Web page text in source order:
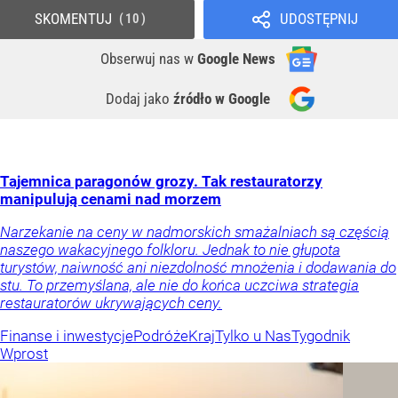
UDOSTĘPNIJ
Obserwuj nas w Google News
Dodaj jako źródło w Google
SKOMENTUJ 10
Tajemnica paragonów grozy. Tak restauratorzy
manipulują cenami nad morzem
Narzekanie na ceny w nadmorskich smażalniach są częścią
naszego wakacyjnego folkloru. Jednak to nie głupota
turystów, naiwność ani niezdolność mnożenia i dodawania do
stu. To przemyślana, ale nie do końca uczciwa strategia
restauratorów ukrywających ceny.
Finanse i inwestycjePodróżeKrajTylko u NasTygodnik
Wprost